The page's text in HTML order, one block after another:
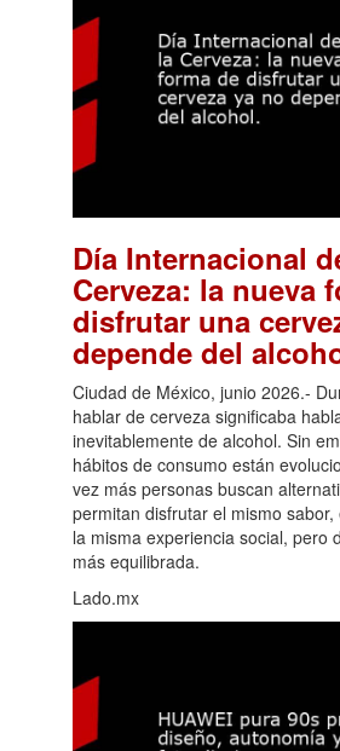
Día Internacional
Cerveza: la nueva
disfrutar una
depende del
Ciudad de México, junio 2026.-
hablar de cerveza significaba
inevitablemente de alcohol. Sin
hábitos de consumo están
vez más personas buscan
permitan disfrutar el mismo
la misma experiencia social, pero
más equilibrada.
Lado.mx